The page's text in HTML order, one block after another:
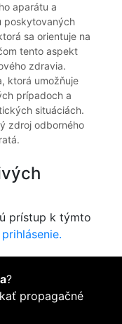
aparátu a
poskytovaných
sa orientuje na
tento aspekt
zdravia.
ktorá umožňuje
prípadoch a
situáciách.
zdroj odborného
prístup k týmto
?
propagačné